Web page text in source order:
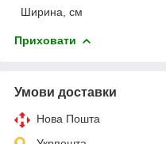
Ширина, см
Приховати
Умови доставки
Нова Пошта